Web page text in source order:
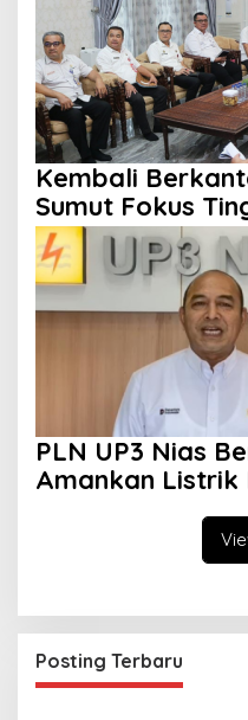
Kembali
Sumut Fokus
Kesehatan
PLN UP3 Nias
Amankan Listrik
Posting Terbaru